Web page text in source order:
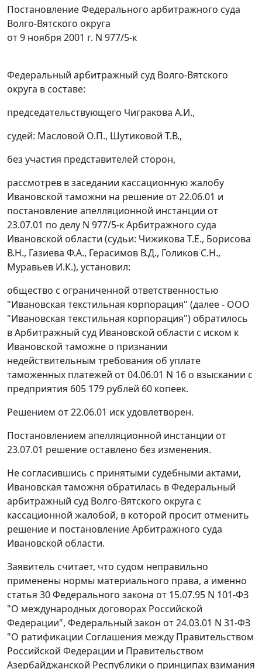
Постановление Федерального арбитражного суда
Волго-Вятского округа
от 9 ноября 2001 г. N 977/5-к
Федеральный арбитражный суд Волго-Вятского
округа в составе:
председательствующего Чигракова А.И.,
судей: Масловой О.П., Шутиковой Т.В.,
без участия представителей сторон,
рассмотрев в заседании кассационную жалобу
Ивановской таможни на решение от 22.06.01 и
постановление апелляционной инстанции от
23.07.01 по делу N 977/5-к Арбитражного суда
Ивановской области (судьи: Чижикова Т.Е., Борисова
В.Н., Газиева Ф.А., Герасимов В.Д., Голиков С.Н.,
Муравьев И.К.), установил:
общество с ограниченной ответственностью
"Ивановская текстильная корпорация" (далее - ООО
"Ивановская текстильная корпорация") обратилось
в Арбитражный суд Ивановской области с иском к
Ивановской таможне о признании
недействительным требования об уплате
таможенных платежей от 04.06.01 N 16 о взыскании с
предприятия 605 179 рублей 60 копеек.
Решением от 22.06.01 иск удовлетворен.
Постановлением апелляционной инстанции от
23.07.01 решение оставлено без изменения.
Не согласившись с принятыми судебными актами,
Ивановская таможня обратилась в Федеральный
арбитражный суд Волго-Вятского округа с
кассационной жалобой, в которой просит отменить
решение и постановление Арбитражного суда
Ивановской области.
Заявитель считает, что судом неправильно
применены нормы материального права, а именно
статья 30Федерального закона от 15.07.95 N 101-ФЗ
"О международных договорах Российской
Федерации", Федеральный закон от 24.03.01 N 31-ФЗ
"О ратификации Соглашения между Правительством
Российской Федерации и Правительством
Азербайджанской Республики о принципах взимания